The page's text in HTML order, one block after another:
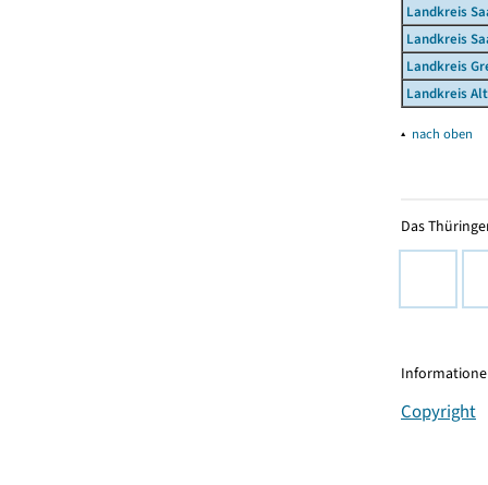
Landkreis
Landkreis
Landkreis
Landkreis
▴ nach oben
Das
Copyright